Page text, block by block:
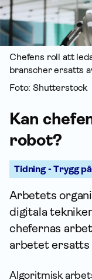
Chefens roll att
branscher ersatts
Foto: Shutterstock
Kan
robot?
Tidning - Trygg
Arbetets
digitala
chefernas
arbetet ersatts
Algoritmisk